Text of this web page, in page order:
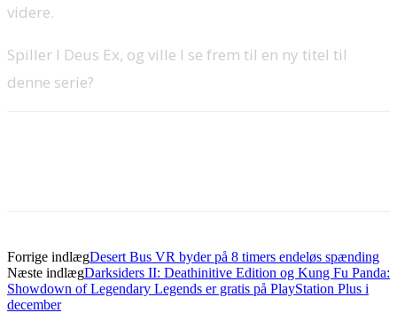
videre.
Spiller I Deus Ex, og ville I se frem til en ny titel til
denne serie?
Forrige indlægDesert Bus VR byder på 8 timers endeløs spænding
Næste indlægDarksiders II: Deathinitive Edition og Kung Fu Panda:
Showdown of Legendary Legends er gratis på PlayStation Plus i
december